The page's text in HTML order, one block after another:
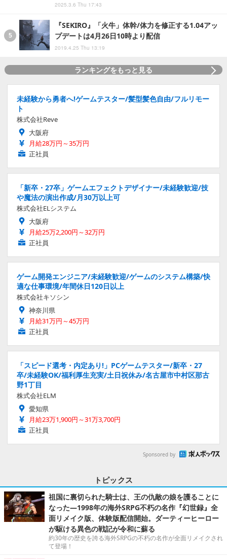
2025.3.6 Thu 17:43
『SEKIRO』「火牛」体幹/体力を修正する1.04アッ
プデートは4月26日10時より配信
2019.4.25 Thu 13:19
ランキングをもっと見る
未経験から勇者へ!ゲームテスター/髪型髪色自由/フルリモー
ト
株式会社Reve
大阪府
月給28万円～35万円
正社員
「新卒・27卒」ゲームエフェクトデザイナー/未経験歓迎/技
や魔法の演出作成/月30万以上可
株式会社ELシステム
大阪府
月給25万2,200円～32万円
正社員
ゲーム開発エンジニア/未経験歓迎/ゲームのシステム構築/快
適な仕事環境/年間休日120日以上
株式会社キソシン
神奈川県
月給31万円～45万円
正社員
「スピード選考・内定あり!」PCゲームテスター/新卒・27
卒/未経験OK/福利厚生充実/土日祝休み/名古屋市中村区那古
野1丁目
株式会社ELM
愛知県
月給23万1,900円～31万3,700円
正社員
Sponsored by
トピックス
祖国に裏切られた騎士は、王の仇敵の娘を護ることに
なった―1998年の海外SRPG不朽の名作『幻世録』全
面リメイク版、体験版配信開始。ダーティーヒーロー
が駆ける異色の戦記が令和に蘇る
約30年の歴史を誇る海外SRPGの不朽の名作が全面リメイクされ
て登場！